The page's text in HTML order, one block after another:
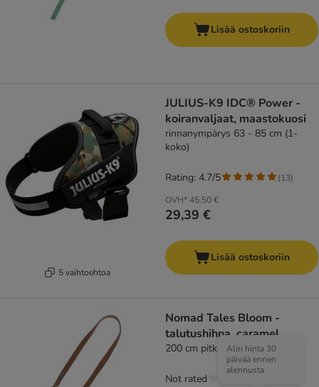
Lisää ostoskoriin
5 vaihtoehtoa
JULIUS-K9 IDC® Power -
koiranvaljaat, maastokuosi
rinnanympärys 63 - 85 cm (1-
koko)
OVH*45,50 €
29,39 €
Rating: 4.7/5 (13)
Lisää ostoskoriin
Nomad Tales Bloom -
talutushihna, caramel
200 cm pitkä, 20 mm leveä
Alin hinta 30
päivää ennen
alennusta
Not rated